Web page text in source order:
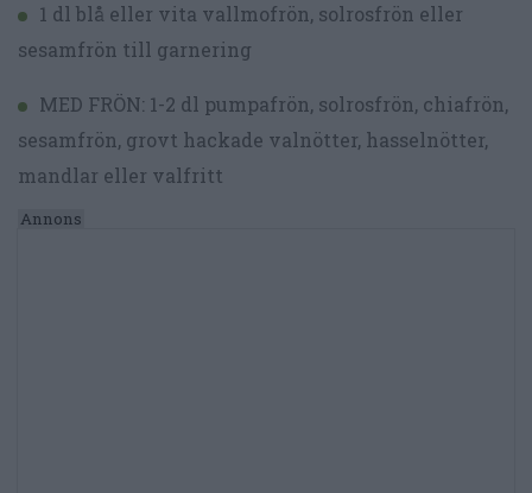
1 dl blå eller vita vallmofrön, solrosfrön eller
sesamfrön till garnering
MED FRÖN: 1-2 dl pumpafrön, solrosfrön, chiafrön,
sesamfrön, grovt hackade valnötter, hasselnötter,
mandlar eller valfritt